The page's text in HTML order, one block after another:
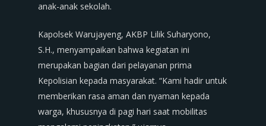
anak-anak sekolah.
Kapolsek Warujayeng, AKBP Lilik Suharyono,
S.H., menyampaikan bahwa kegiatan ini
merupakan bagian dari pelayanan prima
Kepolisian kepada masyarakat. “Kami hadir untuk
memberikan rasa aman dan nyaman kepada
warga, khususnya di pagi hari saat mobilitas